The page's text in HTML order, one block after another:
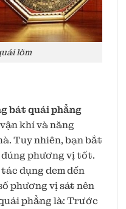
lõm
bát quái phẳng
khí và năng
Tuy nhiên, bạn bắt
phương vị tốt.
dụng đem đến
phương vị sát nên
phẳng là: Trước